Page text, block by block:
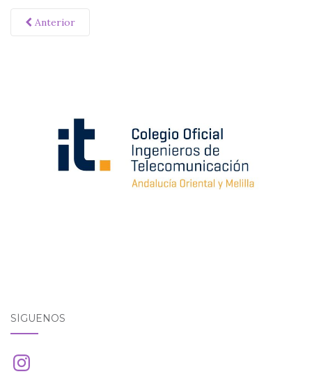
Anterior
SÍGUENOS
Instagram